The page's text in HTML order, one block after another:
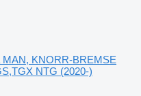
MAN, KNORR-BREMSE
NTG (2020-)